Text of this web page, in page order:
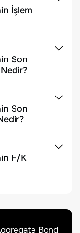
İşlem
Son
Son
F/K
Bond